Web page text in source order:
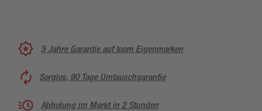
5 Jahre Garantie auf toom Eigenmarken
Sorglos, 90 Tage Umtauschgarantie
Abholung im Markt in 2 Stunden